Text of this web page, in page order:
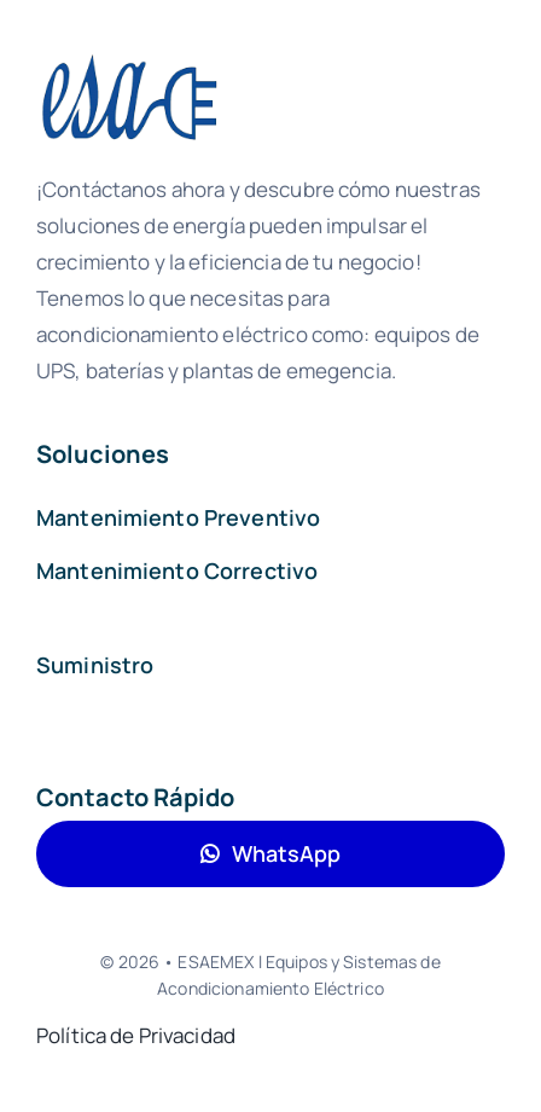
¡Contáctanos ahora y descubre cómo nuestras
soluciones de energía pueden impulsar el
crecimiento y la eficiencia de tu negocio!
Tenemos lo que necesitas para
acondicionamiento eléctrico como: equipos de
UPS, baterías y plantas de emegencia.
Soluciones
Mantenimiento Preventivo
Mantenimiento Correctivo
Suministro
Contacto Rápido
WhatsApp
© 2026 • ESAEMEX l Equipos y Sistemas de
Acondicionamiento Eléctrico
Política de Privacidad